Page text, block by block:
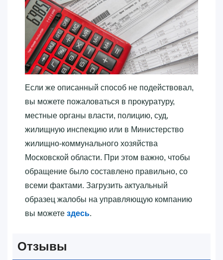
Если же описанный способ не подействовал,
вы можете пожаловаться в прокуратуру,
местные органы власти, полицию, суд,
жилищную инспекцию или в Министерство
жилищно-коммунального хозяйства
Московской области. При этом важно, чтобы
обращение было составлено правильно, со
всеми фактами. Загрузить актуальный
образец жалобы на управляющую компанию
вы можете здесь.
Отзывы